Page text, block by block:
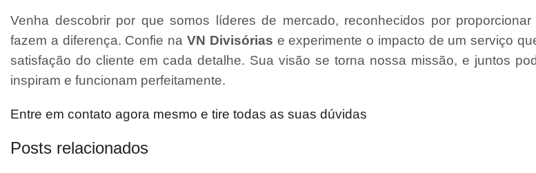
Venha descobrir por que somos líderes de mercado, reconhecidos por
fazem a diferença. Confie na VN Divisórias e experimente o impacto de um serviço
satisfação do cliente em cada detalhe. Sua visão se torna nossa missão, e juntos
inspiram e funcionam perfeitamente.
Entre em contato agora mesmo e tire todas as suas dúvidas
Posts relacionados